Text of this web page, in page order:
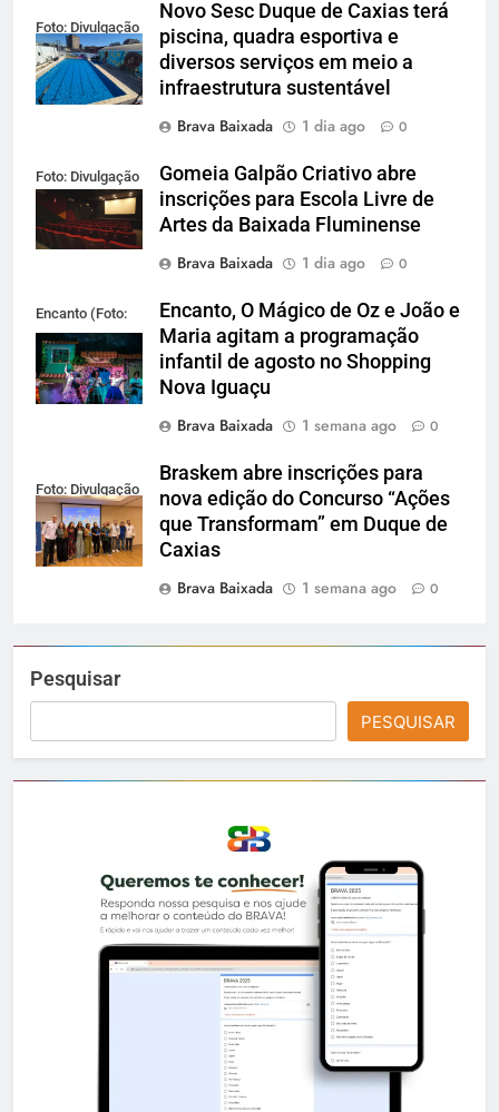
Foto: Divulgação
Novo Sesc Duque de Caxias terá
piscina, quadra esportiva e
diversos serviços em meio a
infraestrutura sustentável
Brava Baixada
1 dia ago 0
Foto: Divulgação
Gomeia Galpão Criativo abre
inscrições para Escola Livre de
Artes da Baixada Fluminense
Brava Baixada
1 dia ago 0
Encanto (Foto:
Divulgação)
Encanto, O Mágico de Oz e João e
Maria agitam a programação
infantil de agosto no Shopping
Nova Iguaçu
Brava Baixada
1 semana ago 0
Foto: Divulgação
Braskem abre inscrições para
nova edição do Concurso “Ações
que Transformam” em Duque de
Caxias
Brava Baixada
1 semana ago 0
Pesquisar
PESQUISAR